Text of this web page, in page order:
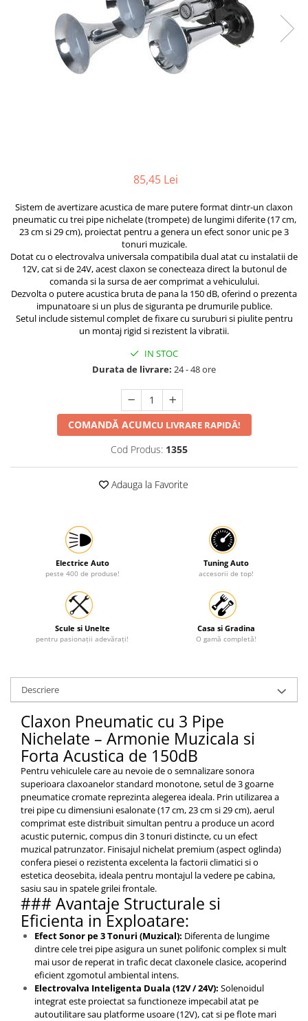
Cricuri Auto Hidraulice
Pneumatice si Trapezoidale
Cricuri hidraulice
Cricuri pneumatice
Motoare electrice
Polizoare
Pompe Combustibil
Prelungitoare
Protectia muncii
Suport motocicleta
Surubelnite
Tunuri de caldura si aeroteme
Motocositoare si Motosape
Nivela laser
umidificatoare
85,45 Lei
Sistem de avertizare acustica de mare putere format dintr-un claxon
pneumatic cu trei pipe nichelate (trompete) de lungimi diferite (17 cm,
23 cm si 29 cm), proiectat pentru a genera un efect sonor unic pe 3
tonuri muzicale.
Dotat cu o electrovalva universala compatibila dual atat cu instalatii de
12V, cat si de 24V, acest claxon se conecteaza direct la butonul de
comanda si la sursa de aer comprimat a vehiculului.
Dezvolta o putere acustica bruta de pana la 150 dB, oferind o prezenta
impunatoare si un plus de siguranta pe drumurile publice.
Setul include sistemul complet de fixare cu suruburi si piulite pentru
un montaj rigid si rezistent la vibratii.
IN STOC
Durata de livrare: 24 - 48 ore
COMANDĂ ACUMCU LIVRARE RAPIDĂ!
Cod Produs: 1355
Adauga la Favorite
Electrice Auto
peste 400 de produse!
Tuning Auto
accesorii de top!
Scule si Unelte
pentru pasionații adevărați!
Casa si Gradina
O gamă completă!
Descriere
Claxon Pneumatic cu 3 Pipe
Nichelate – Armonie Muzicala si
Forta Acustica de 150dB
Pentru vehiculele care au nevoie de o semnalizare sonora
superioara claxoanelor standard monotone, setul de 3 goarne
pneumatice cromate reprezinta alegerea ideala. Prin utilizarea a
trei pipe cu dimensiuni esalonate (17 cm, 23 cm si 29 cm), aerul
comprimat este distribuit simultan pentru a produce un acord
acustic puternic, compus din 3 tonuri distincte, cu un efect
muzical patrunzator. Finisajul nichelat premium (aspect oglinda)
confera piesei o rezistenta excelenta la factorii climatici si o
estetica deosebita, ideala pentru montajul la vedere pe cabina,
sasiu sau in spatele grilei frontale.
### Avantaje Structurale si
Eficienta in Exploatare:
Efect Sonor pe 3 Tonuri (Muzical): Diferenta de lungime
dintre cele trei pipe asigura un sunet polifonic complex si mult
mai usor de reperat in trafic decat claxonele clasice, acoperind
eficient zgomotul ambiental intens.
Electrovalva Inteligenta Duala (12V / 24V): Solenoidul
integrat este proiectat sa functioneze impecabil atat pe
autoutilitare sau platforme usoare (12V), cat si pe flote mari